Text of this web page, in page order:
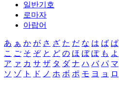
일반기호
로마자
아랍어
あ ぁ か が さ ざ た だ な は ば ぱ
こ ご そ ぞ と ど の ほ ぼ ぽ も よ
ア ァ カ サ ザ タ ダ ナ ハ バ パ マ
ソ ゾ ト ド ノ ホ ボ ポ モ ヨ ョ ロ